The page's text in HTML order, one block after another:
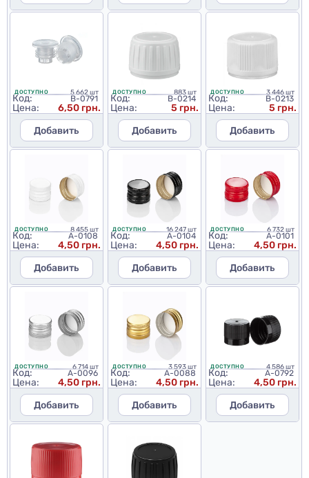
ДОСТУПНО 5 662 шт
Код: B-0791
Цена:
6,50 грн.
Добавить
ДОСТУПНО 883 шт
Код: B-0214
Цена:
5 грн.
Добавить
ДОСТУПНО 3 446 шт
Код: B-0213
Цена:
5 грн.
Добавить
ДОСТУПНО 8 455 шт
Код: A-0108
Цена:
4,50 грн.
Добавить
ДОСТУПНО 16 247 шт
Код: A-0104
Цена:
4,50 грн.
Добавить
ДОСТУПНО 6 732 шт
Код: A-0101
Цена:
4,50 грн.
Добавить
ДОСТУПНО 6 714 шт
Код: A-0096
Цена:
4,50 грн.
Добавить
ДОСТУПНО 3 593 шт
Код: A-0088
Цена:
4,50 грн.
Добавить
ДОСТУПНО 4 586 шт
Код: A-0792
Цена:
4,50 грн.
Добавить